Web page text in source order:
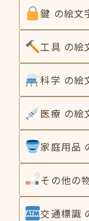
鍵 の絵文
工具 の絵
科学 の絵
医療 の絵
家庭用品
その他の
交通標識